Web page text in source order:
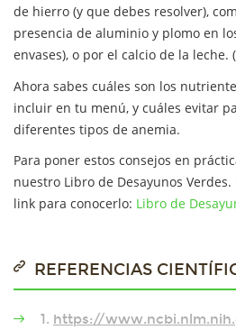
de hierro (y que debes resolver),
presencia de aluminio y plomo en
envases), o por el calcio de la leche.
Ahora sabes cuáles son los
incluir en tu menú, y cuáles evitar
diferentes tipos de anemia.
Para poner estos consejos en
nuestro Libro de Desayunos
link para conocerlo: Libro de
REFERENCIAS
1. https://